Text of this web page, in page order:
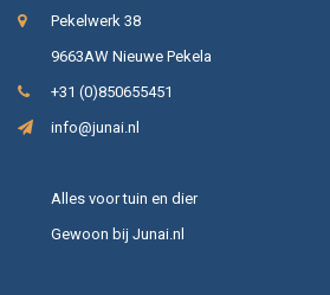
Pekelwerk 38
9663AW Nieuwe Pekela
+31 (0)850655451
info@junai.nl
Alles voor tuin en dier
Gewoon bij Junai.nl